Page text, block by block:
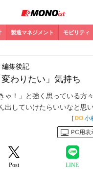
製造マネジメント モビリティ
わりたい」気持ち
編集後記
ゃ！」と強く思っている方
出していけたらいいなと思い
[ 小
PC用表
Post LINE